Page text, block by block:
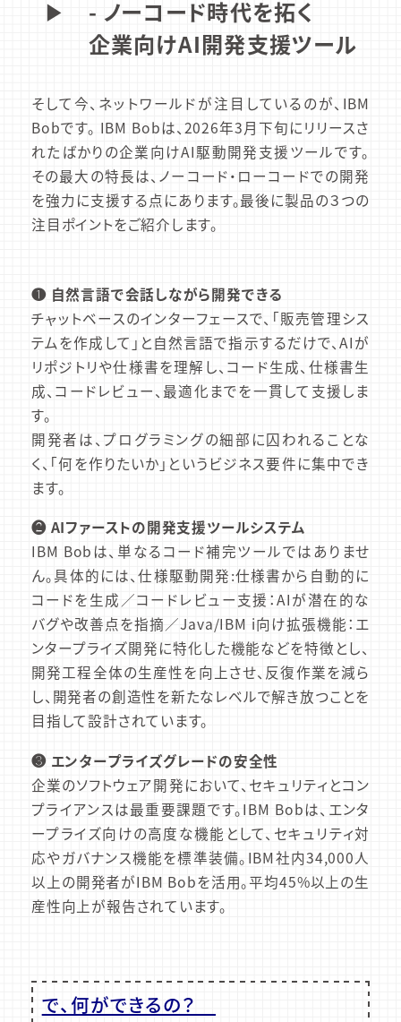
▶︎
- ノーコード時代を拓く
企業向けAI開発支援ツール
そして今、ネットワールドが注目しているのが、IBM
Bobです。 IBM Bobは、2026年3月下旬にリリースさ
れたばかりの企業向けAI駆動開発支援ツールです。
その最大の特長は、ノーコード・ローコードでの開発
を強力に支援する点にあります。最後に製品の３つの
注目ポイントをご紹介します。
❶ 自然言語で会話しながら開発できる
チャットベースのインターフェースで、「販売管理シス
テムを作成して」と自然言語で指示するだけで、AIが
リポジトリや仕様書を理解し、コード生成、仕様書生
成、コードレビュー、最適化までを一貫して支援しま
す。
開発者は、プログラミングの細部に囚われることな
く、「何を作りたいか」というビジネス要件に集中でき
ます。
❷ AIファーストの開発支援ツールシステム
IBM Bobは、単なるコード補完ツールではありませ
ん。具体的には、仕様駆動開発:仕様書から自動的に
コードを生成／コードレビュー支援：AIが潜在的な
バグや改善点を指摘／Java/IBM i向け拡張機能：エ
ンタープライズ開発に特化した機能などを特徴とし、
開発工程全体の生産性を向上させ、反復作業を減ら
し、開発者の創造性を新たなレベルで解き放つことを
目指して設計されています。
❸ エンタープライズグレードの安全性
企業のソフトウェア開発において、セキュリティとコン
プライアンスは最重要課題です。IBM Bobは、エンタ
ープライズ向けの高度な機能として、セキュリティ対
応やガバナンス機能を標準装備。IBM社内34,000人
以上の開発者がIBM Bobを活用。平均45%以上の生
産性向上が報告されています。
で、何ができるの？